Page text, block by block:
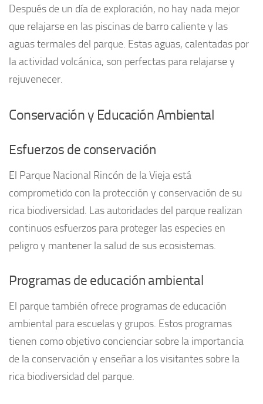
Después de un día de exploración, no hay nada mejor
que relajarse en las piscinas de barro caliente y las
aguas termales del parque. Estas aguas, calentadas por
la actividad volcánica, son perfectas para relajarse y
rejuvenecer.
Conservación y Educación Ambiental
Esfuerzos de conservación
El Parque Nacional Rincón de la Vieja está
comprometido con la protección y conservación de su
rica biodiversidad. Las autoridades del parque realizan
continuos esfuerzos para proteger las especies en
peligro y mantener la salud de sus ecosistemas.
Programas de educación ambiental
El parque también ofrece programas de educación
ambiental para escuelas y grupos. Estos programas
tienen como objetivo concienciar sobre la importancia
de la conservación y enseñar a los visitantes sobre la
rica biodiversidad del parque.